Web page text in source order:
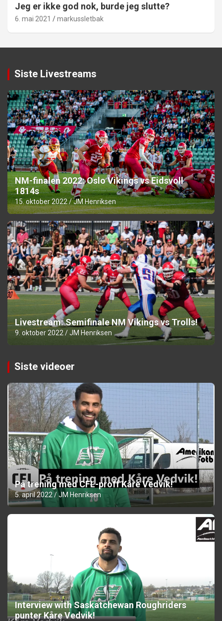
Jeg er ikke god nok, burde jeg slutte?
6. mai 2021 markussletbak
Siste Livestreams
NM-finalen 2022: Oslo Vikings vs Eidsvoll
1814s
15. oktober 2022 JM Henriksen
Livestream: Semifinale NM Vikings vs Trolls!
9. oktober 2022 JM Henriksen
Siste videoer
På trening med CFL-proff Kåre Vedvik!
5. april 2022 JM Henriksen
Interview with Saskatchewan Roughriders
punter Kåre Vedvik!